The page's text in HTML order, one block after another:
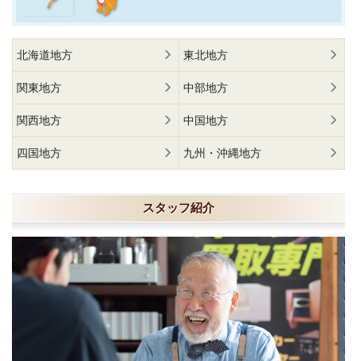
北海道地方 東北地方
関東地方 中部地方
関西地方 中国地方
四国地方 九州・沖縄地方
スタッフ紹介